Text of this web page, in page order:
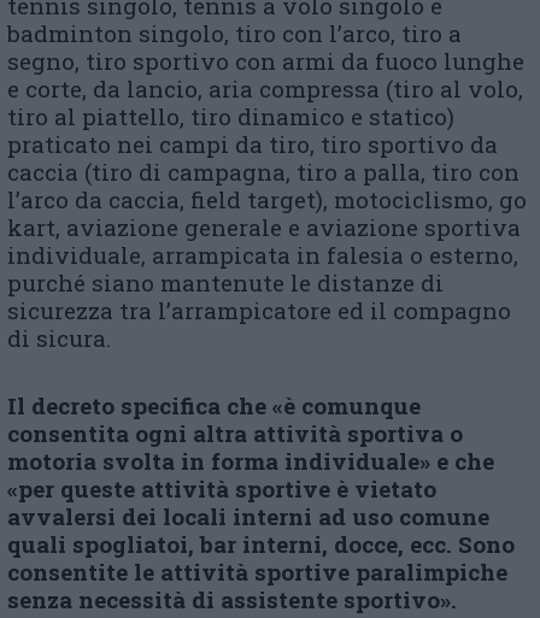
badminton singolo, tiro con l’arco, tiro a
segno, tiro sportivo con armi da fuoco lunghe
e corte, da lancio, aria compressa (tiro al volo,
tiro al piattello, tiro dinamico e statico)
praticato nei campi da tiro, tiro sportivo da
caccia (tiro di campagna, tiro a palla, tiro con
l’arco da caccia, field target), motociclismo, go
kart, aviazione generale e aviazione sportiva
individuale, arrampicata in falesia o esterno,
purché siano mantenute le distanze di
sicurezza tra l’arrampicatore ed il compagno
di sicura.
Il decreto specifica che «è comunque
consentita ogni altra attività sportiva o
motoria svolta in forma individuale» e che
«per queste attività sportive è vietato
avvalersi dei locali interni ad uso comune
quali spogliatoi, bar interni, docce, ecc. Sono
consentite le attività sportive paralimpiche
senza necessità di assistente sportivo».